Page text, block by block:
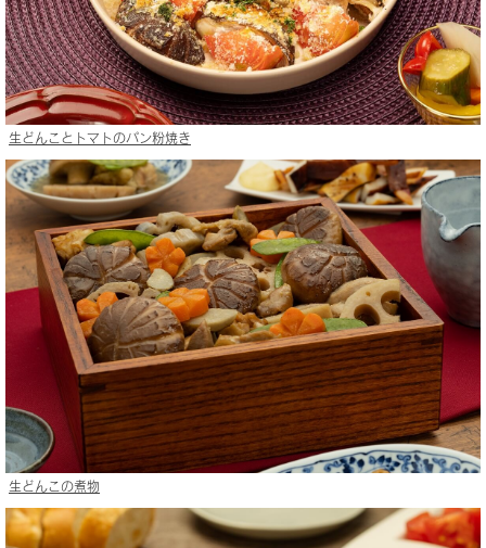
生どんことトマトのパン粉焼き
生どんこの煮物